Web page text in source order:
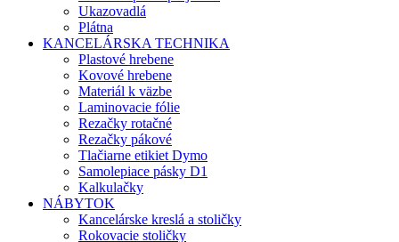
Ukazovadlá
Plátna
KANCELÁRSKA TECHNIKA
Plastové hrebene
Kovové hrebene
Materiál k väzbe
Laminovacie fólie
Rezačky rotačné
Rezačky pákové
Tlačiarne etikiet Dymo
Samolepiace pásky D1
Kalkulačky
NÁBYTOK
Kancelárske kreslá a stoličky
Rokovacie stoličky